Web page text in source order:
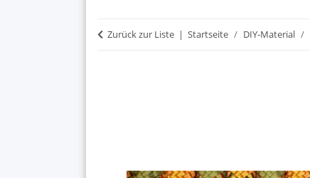
Zurück zur Liste Startseite DIY-Material